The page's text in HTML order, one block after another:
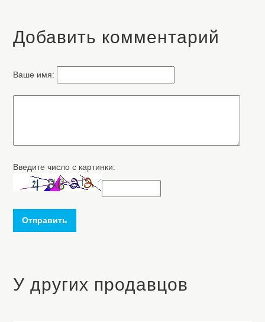
Добавить комментарий
Ваше имя:
Введите число с картинки:
Отправить
У других продавцов